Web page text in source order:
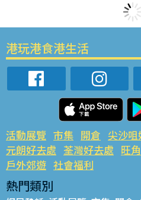
港玩港食港生活
活動展覽 市集 開倉 尖沙
元朗好去處 荃灣好去處 旺
戶外郊遊 社會福利
熱門類別